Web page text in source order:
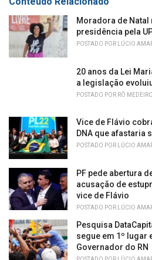
r
i
e
:
:
Moradora de
presidência pela
POSTADO POR LÚCIO
20 anos da Lei
a legislação
POSTADO POR RÔ
Vice de Flávio
DNA que afastaria
POSTADO POR LÚCIO
PF pede abertura
acusação de
vice de Flávio
POSTADO POR LÚCIO
Pesquisa
segue em 1º lugar
Governador do RN